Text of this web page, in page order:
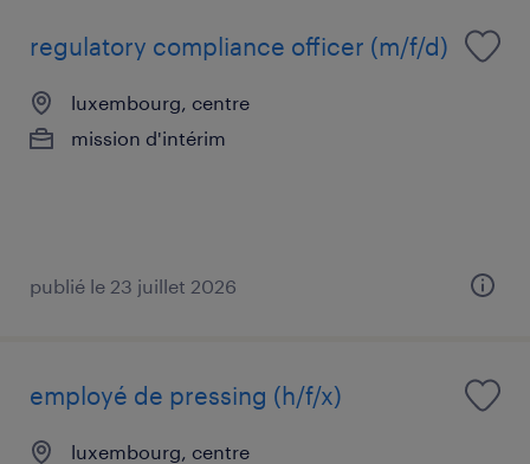
regulatory compliance officer (m/f/d)
luxembourg, centre
mission d'intérim
publié le 23 juillet 2026
employé de pressing (h/f/x)
luxembourg, centre